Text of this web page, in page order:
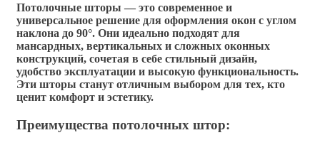
Потолочные шторы — это современное и
универсальное решение для оформления окон с углом
наклона до 90°. Они идеально подходят для
мансардных, вертикальных и сложных оконных
конструкций, сочетая в себе стильный дизайн,
удобство эксплуатации и высокую функциональность.
Эти шторы станут отличным выбором для тех, кто
ценит комфорт и эстетику.
Преимущества потолочных штор: